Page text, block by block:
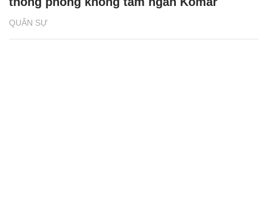
QUÂN SỰ